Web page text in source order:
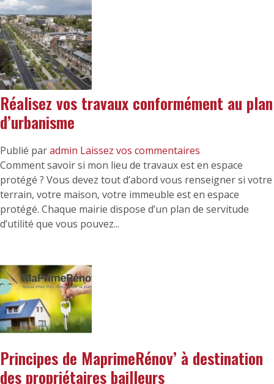
Réalisez vos travaux conformément au plan
d’urbanisme
Publié paradmin Laissez vos commentaires
Comment savoir si mon lieu de travaux est en espace
protégé ? Vous devez tout d’abord vous renseigner si votre
terrain, votre maison, votre immeuble est en espace
protégé. Chaque mairie dispose d’un plan de servitude
d’utilité que vous pouvez...
Principes de MaprimeRénov’ à destination
des propriétaires bailleurs